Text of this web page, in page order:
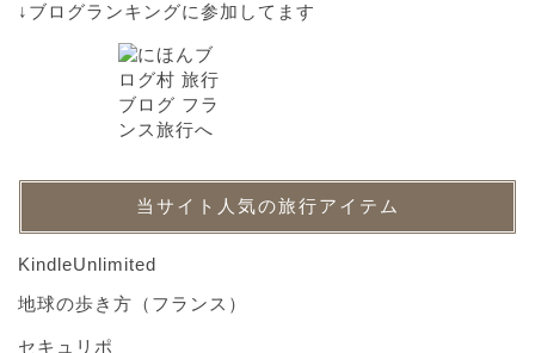
↓ブログランキングに参加してます
当サイト人気の旅行アイテム
KindleUnlimited
地球の歩き方（フランス）
セキュリポ